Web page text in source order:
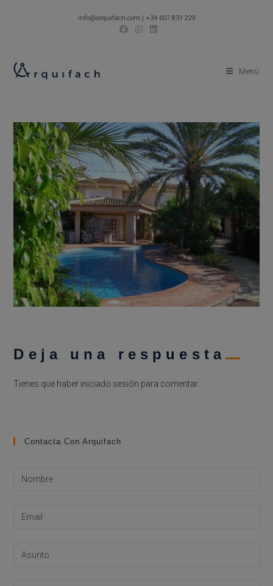
info@arquifach.com | +34 607 831 229
Menú
Deja una respuesta
Tienes que haber iniciado sesión para comentar.
Contacta Con Arquifach